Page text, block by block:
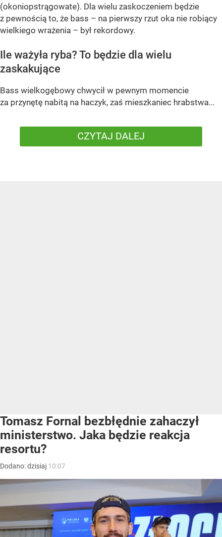
(okoniopstrągowate). Dla wielu zaskoczeniem będzie
z pewnością to, że bass – na pierwszy rzut oka nie robiący
wielkiego wrażenia – był rekordowy.
Ile ważyła ryba? To będzie dla wielu
zaskakujące
Bass wielkogębowy chwycił w pewnym momencie
za przynętę nabitą na haczyk, zaś mieszkaniec hrabstwa...
CZYTAJ DALEJ
Tomasz Fornal bezbłędnie zahaczył
ministerstwo. Jaka będzie reakcja
resortu?
Dodano:dzisiaj 10:07